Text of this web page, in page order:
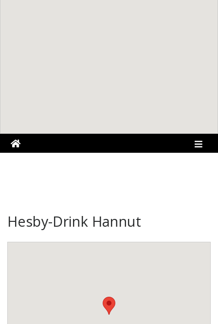
Hesby-Drink Hannut